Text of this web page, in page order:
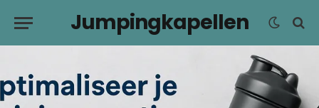
Jumpingkapellen